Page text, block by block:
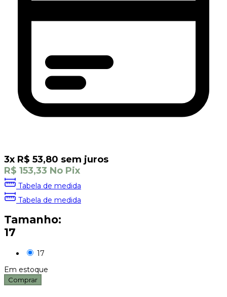
3x R$ 53,80 sem juros
R$ 153,33 No Pix
Tabela de medida
Tabela de medida
Tamanho:
17
17
Em estoque
Comprar